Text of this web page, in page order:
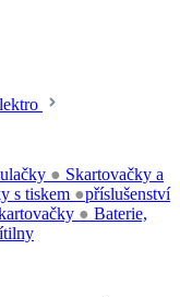
●
s tiskem ●
Skartovačky a
příslušenství
● Baterie,